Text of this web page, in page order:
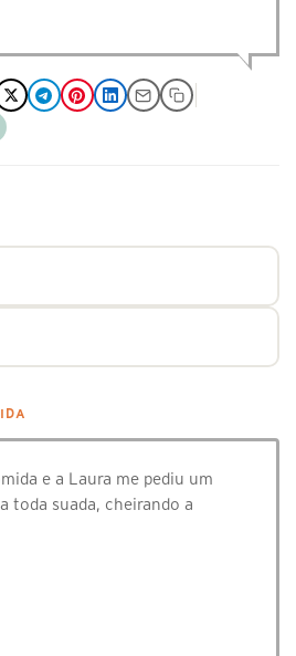
e a Laura me pediu um
toda suada, cheirando a